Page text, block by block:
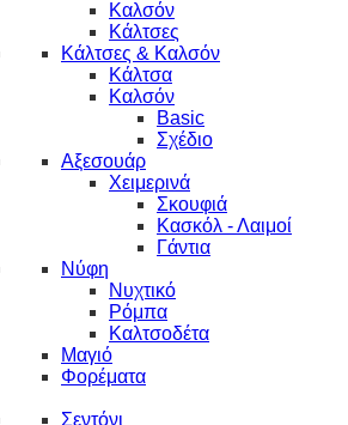
Καλσόν
Κάλτσες
Κάλτσες & Καλσόν
Κάλτσα
Καλσόν
Basic
Σχέδιο
Αξεσουάρ
Χειμερινά
Σκουφιά
Κασκόλ - Λαιμοί
Γάντια
Νύφη
Νυχτικό
Ρόμπα
Καλτσοδέτα
Μαγιό
Φορέματα
Σεντόνι